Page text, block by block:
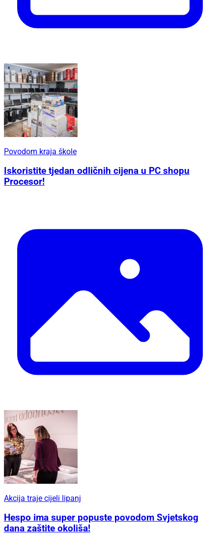
Povodom kraja škole
Iskoristite tjedan odličnih cijena u PC shopu
Procesor!
Akcija traje cijeli lipanj
Hespo ima super popuste povodom Svjetskog
dana zaštite okoliša!